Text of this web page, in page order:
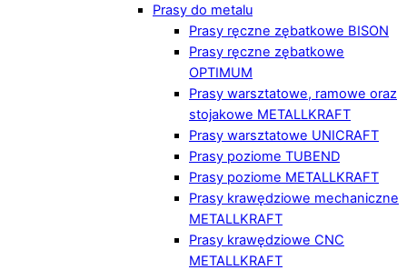
Prasy do metalu
Prasy ręczne zębatkowe BISON
Prasy ręczne zębatkowe
OPTIMUM
Prasy warsztatowe, ramowe oraz
stojakowe METALLKRAFT
Prasy warsztatowe UNICRAFT
Prasy poziome TUBEND
Prasy poziome METALLKRAFT
Prasy krawędziowe mechaniczne
METALLKRAFT
Prasy krawędziowe CNC
METALLKRAFT